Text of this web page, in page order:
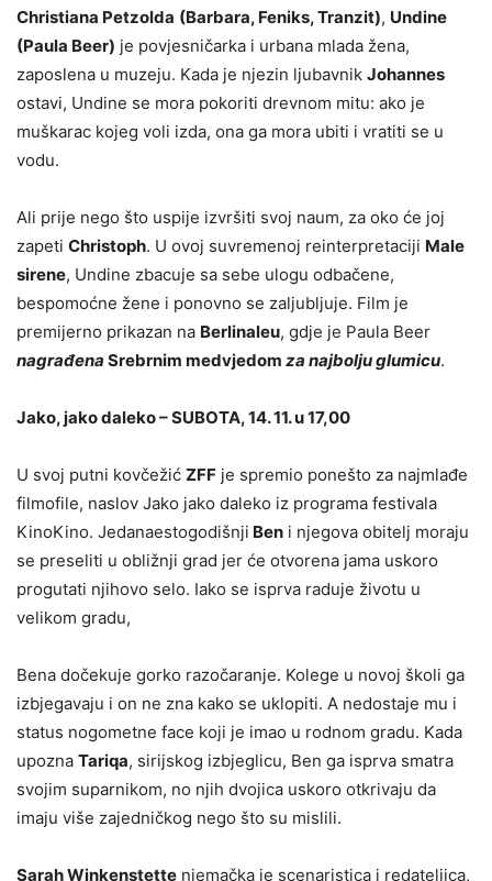
Christiana Petzolda (Barbara, Feniks, Tranzit), Undine
(Paula Beer) je povjesničarka i urbana mlada žena,
zaposlena u muzeju. Kada je njezin ljubavnik Johannes
ostavi, Undine se mora pokoriti drevnom mitu: ako je
muškarac kojeg voli izda, ona ga mora ubiti i vratiti se u
vodu.
Ali prije nego što uspije izvršiti svoj naum, za oko će joj
zapeti Christoph. U ovoj suvremenoj reinterpretaciji Male
sirene, Undine zbacuje sa sebe ulogu odbačene,
bespomoćne žene i ponovno se zaljubljuje. Film je
premijerno prikazan na Berlinaleu, gdje je Paula Beer
nagrađena Srebrnim medvjedom za najbolju glumicu.
Jako, jako daleko – SUBOTA, 14. 11. u 17,00
U svoj putni kovčežić ZFF je spremio ponešto za najmlađe
filmofile, naslov Jako jako daleko iz programa festivala
KinoKino. Jedanaestogodišnji Ben i njegova obitelj moraju
se preseliti u obližnji grad jer će otvorena jama uskoro
progutati njihovo selo. Iako se isprva raduje životu u
velikom gradu,
Bena dočekuje gorko razočaranje. Kolege u novoj školi ga
izbjegavaju i on ne zna kako se uklopiti. A nedostaje mu i
status nogometne face koji je imao u rodnom gradu. Kada
upozna Tariqa, sirijskog izbjeglicu, Ben ga isprva smatra
svojim suparnikom, no njih dvojica uskoro otkrivaju da
imaju više zajedničkog nego što su mislili.
Sarah Winkenstette njemačka je scenaristica i redateljica,